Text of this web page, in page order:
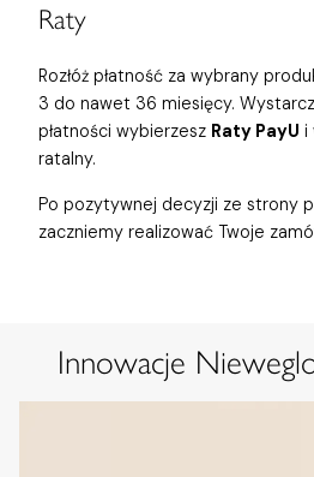
Raty
Rozłóż płatność za wybrany
3 do nawet 36 miesięcy.
płatności wybierzesz Raty PayU i
ratalny.
Po pozytywnej decyzji ze strony
zaczniemy realizować Twoje
Innowacje